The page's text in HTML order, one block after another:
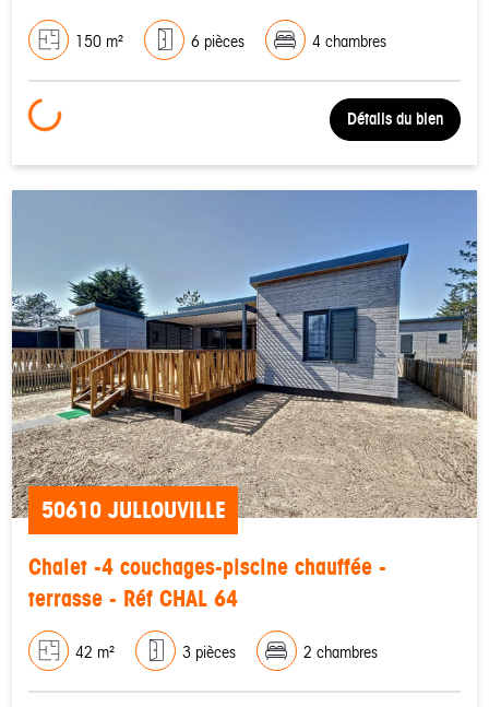
150 m² 6 pièces 4 chambres
Loading... Détails du bien
50610 JULLOUVILLE
Chalet -4 couchages-piscine chauffée -
terrasse - Réf CHAL 64
42 m² 3 pièces 2 chambres